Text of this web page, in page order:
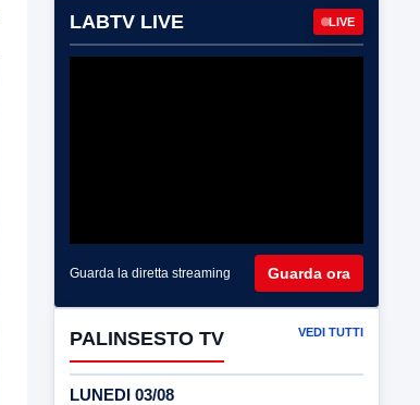
LABTV LIVE LIVE
Guarda la diretta streaming Guarda ora
PALINSESTO TV VEDI TUTTI
LUNEDI 03/08